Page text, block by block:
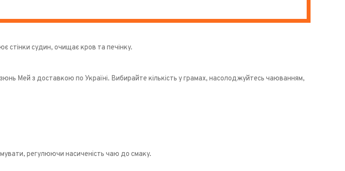
стінки судин, очищає кров та печінку.
Мей з доставкою по Україні. Вибирайте кількість у грамах, насолоджуйтесь чаюванням,
регулюючи насиченість чаю до смаку.